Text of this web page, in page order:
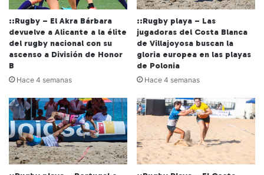
::Rugby – El Akra Bárbara
devuelve a Alicante a la élite
del rugby nacional con su
ascenso a División de Honor
B
Hace 4 semanas
::Rugby playa – Las
jugadoras del Costa Blanca
de Villajoyosa buscan la
gloria europea en las playas
de Polonia
Hace 4 semanas